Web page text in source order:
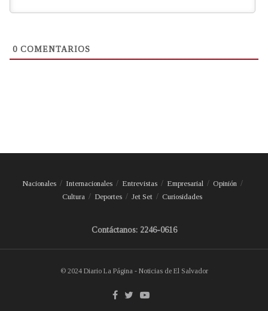
0 COMENTARIOS
Nacionales Internacionales Entrevistas Empresarial
Opinión
Cultura
Deportes Jet Set Curiosidades
Contáctanos: 2246-0616
© 2024 Diario La Página - Noticias de El Salvador